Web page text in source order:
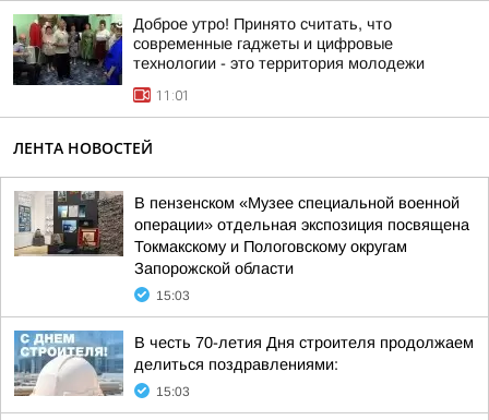
Доброе утро! Принято считать, что
современные гаджеты и цифровые
технологии - это территория молодежи
11:01
ЛЕНТА НОВОСТЕЙ
В пензенском «Музее специальной военной
операции» отдельная экспозиция посвящена
Токмакскому и Пологовскому округам
Запорожской области
15:03
В честь 70-летия Дня строителя продолжаем
делиться поздравлениями:
15:03